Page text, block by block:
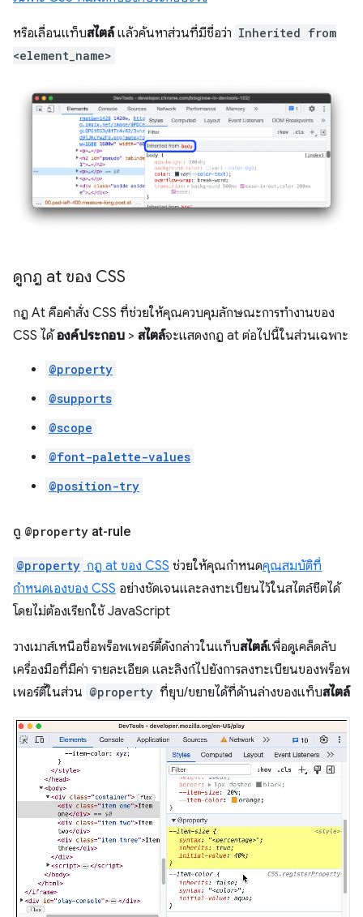
หรือเลื่อนแท็บสไตล์แล้วค้นหาส่วนที่มีชื่อว่า Inherited from
<element_name>
ดูกฎ at ของ CSS
กฎ At คือคำสั่ง CSS ที่ช่วยให้คุณควบคุมลักษณะการทํางานของ
CSS ได้องค์ประกอบ > สไตล์จะแสดงกฎ at ต่อไปนี้ในส่วนเฉพาะ
@property
@supports
@scope
@font-palette-values
@position-try
ดู @property at-rule
@property กฎ at ของ CSS ช่วยให้คุณกำหนดคุณสมบัติที่
กำหนดเองของ CSS อย่างชัดเจนและลงทะเบียนไว้ในสไตล์ชีตได้
โดยไม่ต้องเรียกใช้ JavaScript
วางเมาส์เหนือชื่อพร็อพเพอร์ตี้ดังกล่าวในแท็บสไตล์เพื่อดูเคล็ดลับ
เครื่องมือที่มีค่า รายละเอียด และลิงก์ไปยังการลงทะเบียนของพร็อพ
เพอร์ตี้ในส่วน @property ที่ยุบ/ขยายได้ที่ด้านล่างของแท็บสไตล์